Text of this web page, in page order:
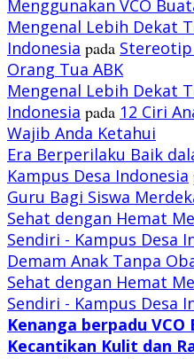
Menggunakan VCO
Mengenal Lebih Dekat
Indonesia pada
Orang Tua ABK
Mengenal Lebih Dekat
Indonesia pada 12 Ciri
Wajib Anda Ketahui
Era Berperilaku Baik
Kampus Desa Indonesia
Guru Bagi Siswa
Sehat dengan Hemat
Sendiri - Kampus Desa
Demam Anak Tanpa
Sehat dengan Hemat
Sendiri - Kampus Desa
Kenanga berpadu VCO
Kecantikan Kulit dan